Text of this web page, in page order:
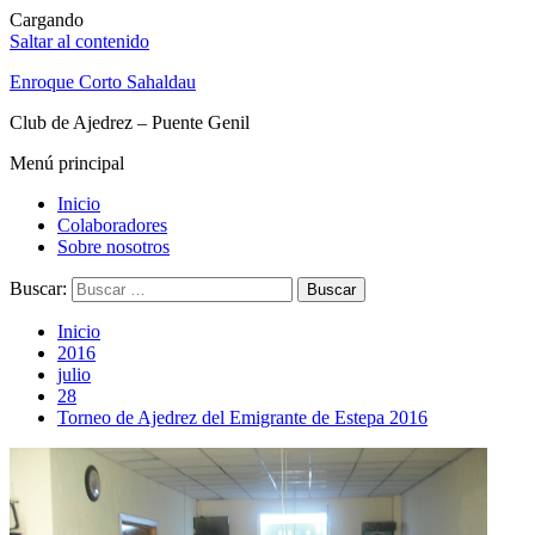
Cargando
Saltar al contenido
Enroque Corto Sahaldau
Club de Ajedrez – Puente Genil
Menú principal
Inicio
Colaboradores
Sobre nosotros
Buscar:
Inicio
2016
julio
28
Torneo de Ajedrez del Emigrante de Estepa 2016